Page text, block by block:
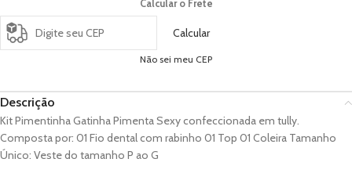
Calcular o Frete
Calcular
Não sei meu CEP
Descrição
Kit Pimentinha Gatinha Pimenta Sexy confeccionada em tully.
Composta por: 01 Fio dental com rabinho 01 Top 01 Coleira Tamanho
Único: Veste do tamanho P ao G